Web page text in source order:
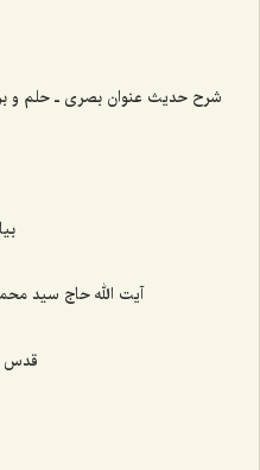
شرح حدیث عنوان بصری ـ حلم و
آیت الله حاج سید
قدس